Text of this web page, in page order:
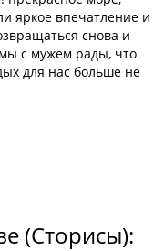
яркое впечатление и
снова и
с мужем рады, что
для нас больше не
(Сторисы):